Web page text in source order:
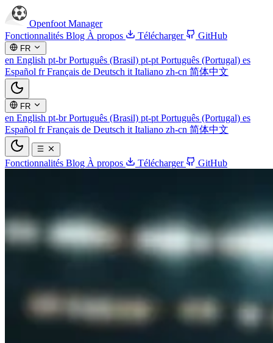
Openfoot Manager
Fonctionnalités Blog À propos Télécharger GitHub
FR
en English pt-brPortuguês (Brasil) pt-pt Português (Portugal) es
Español frFrançais de Deutsch it Italiano zh-cn 简体中文
FR
en English pt-brPortuguês (Brasil) pt-pt Português (Portugal) es
Español frFrançais de Deutsch it Italiano zh-cn 简体中文
Fonctionnalités Blog À propos Télécharger GitHub